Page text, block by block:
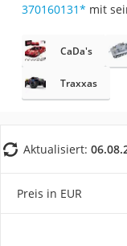
370160131* mit
CaDa's
Traxxas
Aktualisiert:
Preis in EUR